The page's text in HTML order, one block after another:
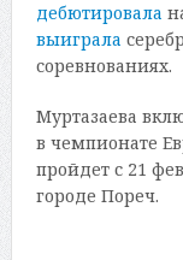
дебютировала
выиграла
соревнованиях.
Муртазаева
в чемпионате
пройдет с 21
городе Пореч.